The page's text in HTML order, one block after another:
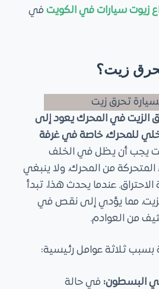
في
تحرق زيت؟
الزيت في المحرك يعود إلى
للمحرك، خاصة في غرفة
يجب أن يظل في الخلف
المتحركة من المحرك، ولا ينبغي
عندما يحدث هذا، تبدأ
مما يؤدي إلى نقص في
من العوادم.
ثلاثة عوامل رئيسية:
البسطون: في حالة